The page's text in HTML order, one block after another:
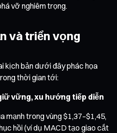
vỡ nghiêm trọng.
và triển vọng
kịch bản dưới đây phác họa
thời gian tới:
vững, xu hướng tiếp diễn
mạnh trong vùng $1,37–$1,45,
hồi (ví dụ MACD tạo giao cắt